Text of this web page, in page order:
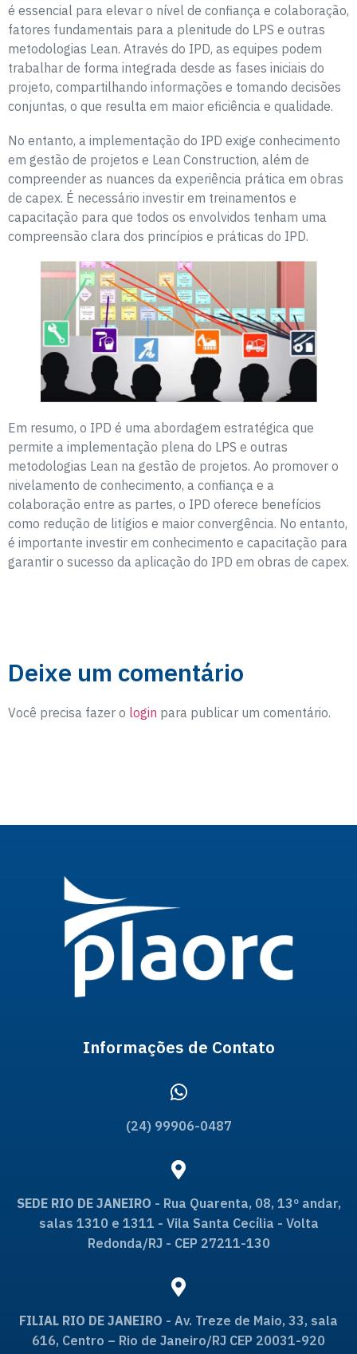
é essencial para elevar o nível de confiança e colaboração,
fatores fundamentais para a plenitude do LPS e outras
metodologias Lean. Através do IPD, as equipes podem
trabalhar de forma integrada desde as fases iniciais do
projeto, compartilhando informações e tomando decisões
conjuntas, o que resulta em maior eficiência e qualidade.
No entanto, a implementação do IPD exige conhecimento
em gestão de projetos e Lean Construction, além de
compreender as nuances da experiência prática em obras
de capex. É necessário investir em treinamentos e
capacitação para que todos os envolvidos tenham uma
compreensão clara dos princípios e práticas do IPD.
Em resumo, o IPD é uma abordagem estratégica que
permite a implementação plena do LPS e outras
metodologias Lean na gestão de projetos. Ao promover o
nivelamento de conhecimento, a confiança e a
colaboração entre as partes, o IPD oferece benefícios
como redução de litígios e maior convergência. No entanto,
é importante investir em conhecimento e capacitação para
garantir o sucesso da aplicação do IPD em obras de capex.
Deixe um comentário
Você precisa fazer o login para publicar um comentário.
Informações de Contato
(24) 99906-0487
SEDE RIO DE JANEIRO - Rua Quarenta, 08, 13º andar,
salas 1310 e 1311 - Vila Santa Cecília - Volta
Redonda/RJ - CEP 27211-130
FILIAL RIO DE JANEIRO - Av. Treze de Maio, 33, sala
616, Centro – Rio de Janeiro/RJ CEP 20031-920